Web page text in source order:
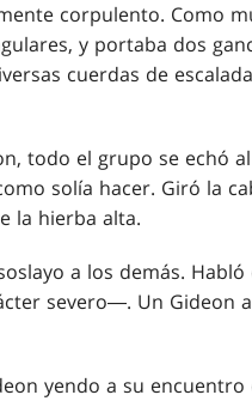
corpulento. Como
y portaba dos
cuerdas de
todo el grupo se echó
solía hacer. Giró la
la hierba alta.
a los demás.
severo―. Un Gideon
yendo a su encuentro